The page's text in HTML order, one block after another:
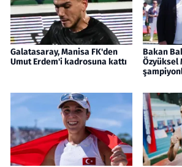
Galatasaray, Manisa FK'den
Umut Erdem'i kadrosuna kattı
Bakan
Özyüksel